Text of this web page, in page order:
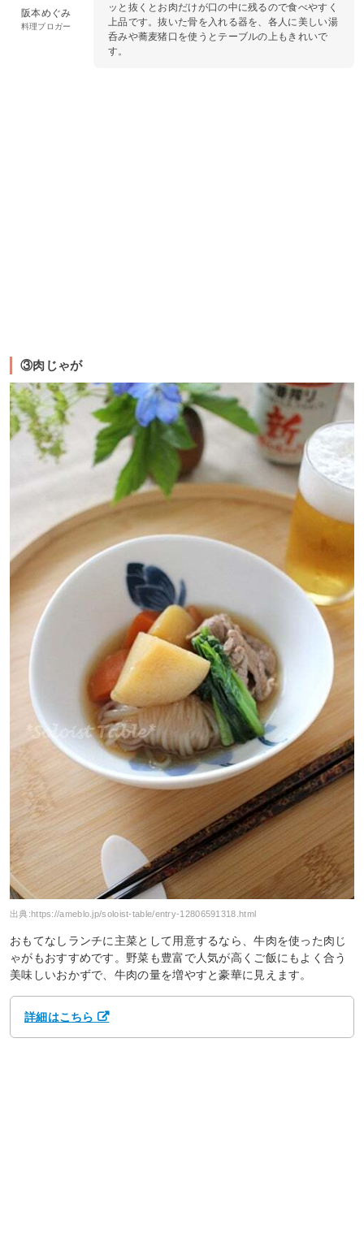
阪本めぐみ
料理ブロガー
ッと抜くとお肉だけが口の中に残るので食べやすく
上品です。抜いた骨を入れる器を、各人に美しい湯
呑みや蕎麦猪口を使うとテーブルの上もきれいで
す。
③肉じゃが
出典: https://ameblo.jp/soloist-table/entry-12806591318.html
おもてなしランチに主菜として用意するなら、牛肉を使った肉じ
ゃがもおすすめです。野菜も豊富で人気が高くご飯にもよく合う
美味しいおかずで、牛肉の量を増やすと豪華に見えます。
詳細はこちら